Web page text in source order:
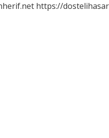
Nasıl
https://